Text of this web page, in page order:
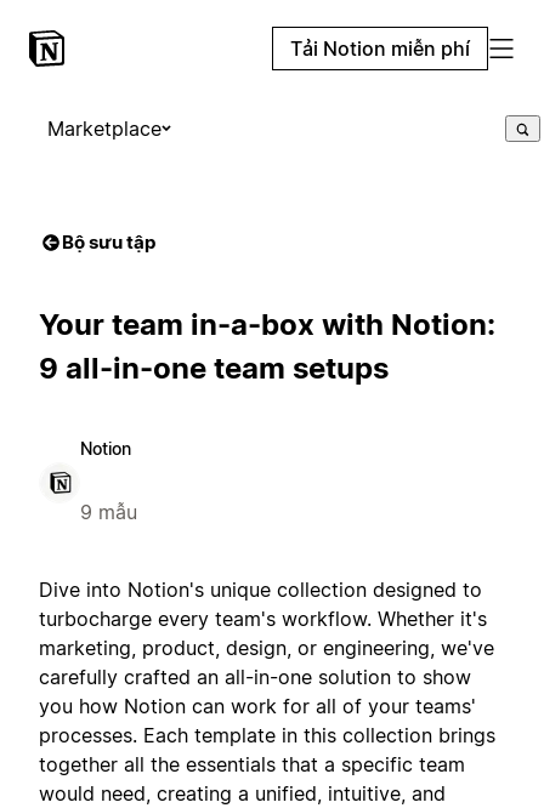
Tải Notion miễn phí
Marketplace
Bộ sưu tập
Your team in-a-box with Notion:
9 all-in-one team setups
Notion
9 mẫu
Dive into Notion's unique collection designed to
turbocharge every team's workflow. Whether it's
marketing, product, design, or engineering, we've
carefully crafted an all-in-one solution to show
you how Notion can work for all of your teams'
processes. Each template in this collection brings
together all the essentials that a specific team
would need, creating a unified, intuitive, and